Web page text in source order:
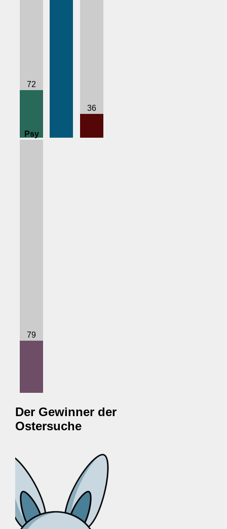
72
36
Psy
79
Der Gewinner der
Ostersuche